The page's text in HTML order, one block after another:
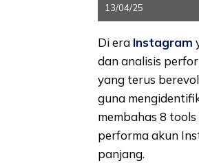
13/04/25
Di era Instagram
dan analisis
yang terus
guna
membahas 8
performa akun
panjang.